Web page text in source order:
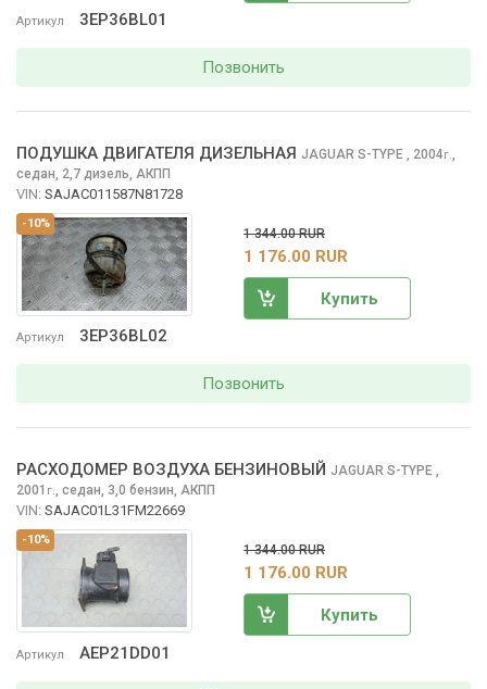
Артикул 3EP36BL01
Позвонить
-10%
Артикул 3EP36BL02
ПОДУШКА ДВИГАТЕЛЯ ДИЗЕЛЬНАЯ JAGUAR S-TYPE , 2004г.,
седан, 2,7 дизель, АКПП
VIN: SAJAC011587N81728
1 344.00 RUR
1 176.00 RUR
Купить
Позвонить
-10%
Артикул AEP21DD01
РАСХОДОМЕР ВОЗДУХА БЕНЗИНОВЫЙ JAGUAR S-TYPE ,
2001 г., седан, 3,0 бензин, АКПП
VIN: SAJAC01L31FM22669
1 344.00 RUR
1 176.00 RUR
Купить